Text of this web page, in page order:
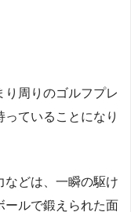
周りのゴルフプレ
ていることになり
などは、一瞬の駆け
ールで鍛えられた面